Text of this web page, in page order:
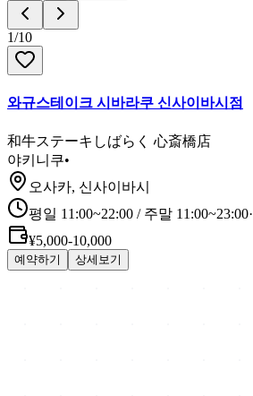
1/10
와규스테이크 시바라쿠 신사이바시점
和牛ステーキしばらく 心斎橋店
야키니쿠•
오사카, 신사이바시
평일 11:00~22:00 / 주말 11:00~23:00·
¥5,000-10,000
예약하기 상세보기